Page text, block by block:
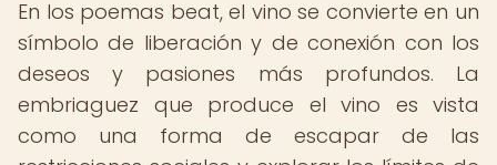
En los poemas beat, el vino se convierte en un
símbolo de liberación y de conexión con los
deseos y pasiones más profundos. La
embriaguez que produce el vino es vista
como una forma de escapar de las